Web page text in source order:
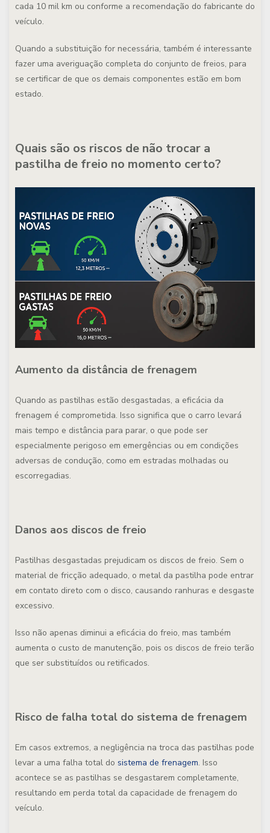
cada 10 mil km ou conforme a recomendação do fabricante do
veículo.
Quando a substituição for necessária, também é interessante
fazer uma averiguação completa do conjunto de freios, para
se certificar de que os demais componentes estão em bom
estado.
Quais são os riscos de não trocar a
pastilha de freio no momento certo?
Aumento da distância de frenagem
Quando as pastilhas estão desgastadas, a eficácia da
frenagem é comprometida. Isso significa que o carro levará
mais tempo e distância para parar, o que pode ser
especialmente perigoso em emergências ou em condições
adversas de condução, como em estradas molhadas ou
escorregadias.
Danos aos discos de freio
Pastilhas desgastadas prejudicam os discos de freio. Sem o
material de fricção adequado, o metal da pastilha pode entrar
em contato direto com o disco, causando ranhuras e desgaste
excessivo.
Isso não apenas diminui a eficácia do freio, mas também
aumenta o custo de manutenção, pois os discos de freio terão
que ser substituídos ou retificados.
Risco de falha total do sistema de frenagem
Em casos extremos, a negligência na troca das pastilhas pode
levar a uma falha total do sistema de frenagem. Isso
acontece se as pastilhas se desgastarem completamente,
resultando em perda total da capacidade de frenagem do
veículo.